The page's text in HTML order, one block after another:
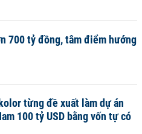
700 tỷ đồng, tâm điểm hướng
từng đề xuất làm dự án
100 tỷ USD bằng vốn tự có